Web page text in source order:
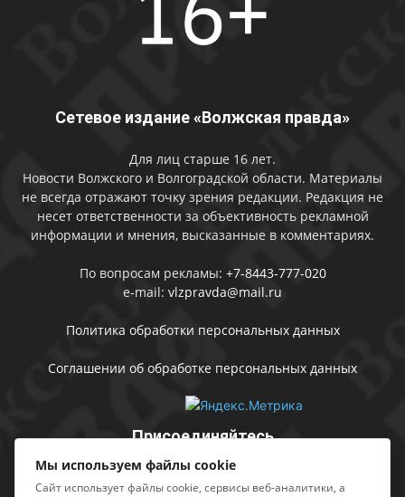
Сетевое издание «Волжская правда»
Для лиц старше 16 лет.
Новости Волжского и Волгоградской области. Материалы
не всегда отражают точку зрения редакции. Редакция не
несет ответственности за объективность рекламной
информации и мнения, высказанные в комментариях.
По вопросам рекламы: +7-8443-777-020
e-mail: vlzpravda@mail.ru
Политика обработки персональных данных
Соглашении об обработке персональных данных
Присоединяйтесь
Мы используем файлы cookie
Сайт использует файлы cookie, сервисы веб-аналитики, а